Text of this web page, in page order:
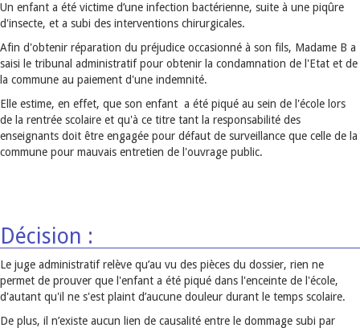
Un enfant a été victime d’une infection bactérienne, suite à une piqûre
d'insecte, et a subi des interventions chirurgicales.
Afin d'obtenir réparation du préjudice occasionné à son fils, Madame B a
saisi le tribunal administratif pour obtenir la condamnation de l'Etat et de
la commune au paiement d'une indemnité.
Elle estime, en effet, que son enfant a été piqué au sein de l'école lors
de la rentrée scolaire et qu'à ce titre tant la responsabilité des
enseignants doit être engagée pour défaut de surveillance que celle de la
commune pour mauvais entretien de l'ouvrage public.
Décision :
Le juge administratif relève qu’au vu des pièces du dossier, rien ne
permet de prouver que l'enfant a été piqué dans l'enceinte de l'école,
d'autant qu'il ne s'est plaint d’aucune douleur durant le temps scolaire.
De plus, il n’existe aucun lien de causalité entre le dommage subi par